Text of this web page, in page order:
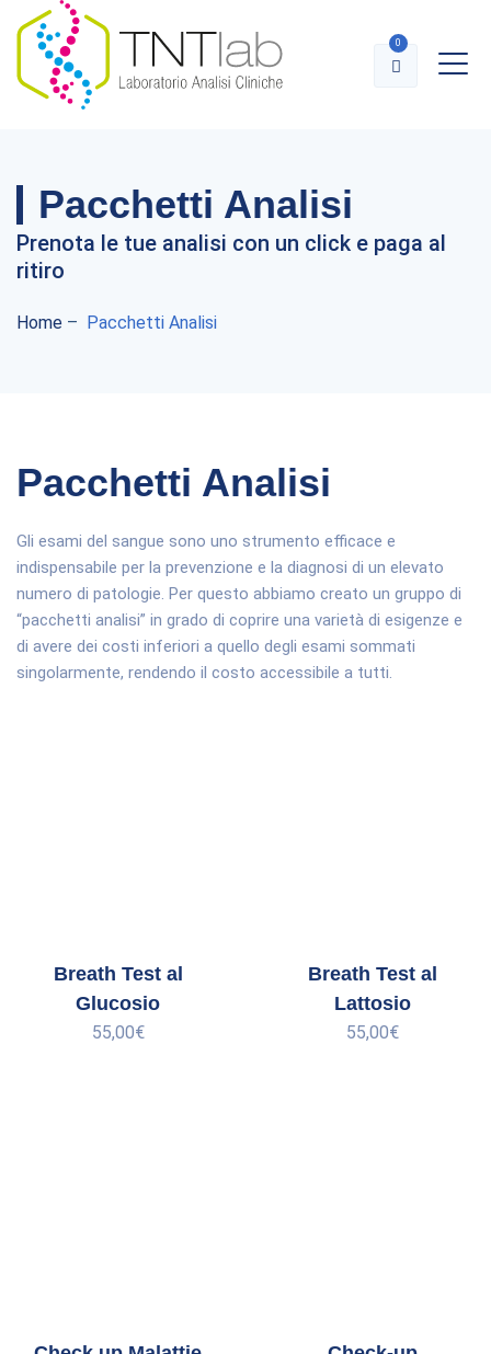
0
Pacchetti Analisi
Prenota le tue analisi con un click e paga al
ritiro
Home – Pacchetti Analisi
Pacchetti Analisi
Gli esami del sangue sono uno strumento efficace e
indispensabile per la prevenzione e la diagnosi di un elevato
numero di patologie. Per questo abbiamo creato un gruppo di
“pacchetti analisi” in grado di coprire una varietà di esigenze e
di avere dei costi inferiori a quello degli esami sommati
singolarmente, rendendo il costo accessibile a tutti.
Breath Test al
Glucosio
55,00€
Breath Test al
Lattosio
55,00€